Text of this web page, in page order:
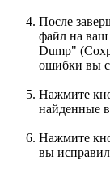
После
файл на
Dump"
ошибки вы
Нажмите
найденные
Нажмите
вы